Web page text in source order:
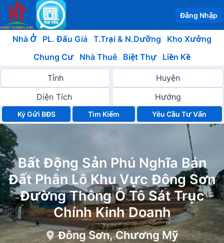
Đăng Nhập
Nhà Ở PL. Đấu Giá T.Trại & N.Dưỡng
Kho Xưởng
Chung Cư
Nhà Thuê Biệt Thự Liền Kề
Ký Gửi BĐS Yêu Cầu Tư Vấn
Bất Động Sản Phú Nghĩa Bán
Đất Phân Lô Khu Vực Đông Sơn
Đường Thông Ô Tô Sát Trục
Chính Kinh Doanh
Đông Sơn, Chương Mỹ